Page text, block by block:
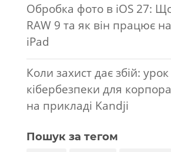
Обробка фото в iOS 27:
RAW 9 та як він працює
iPad
Коли захист дає збій: урок
кібербезпеки для
на прикладі Kandji
Пошук за тегом